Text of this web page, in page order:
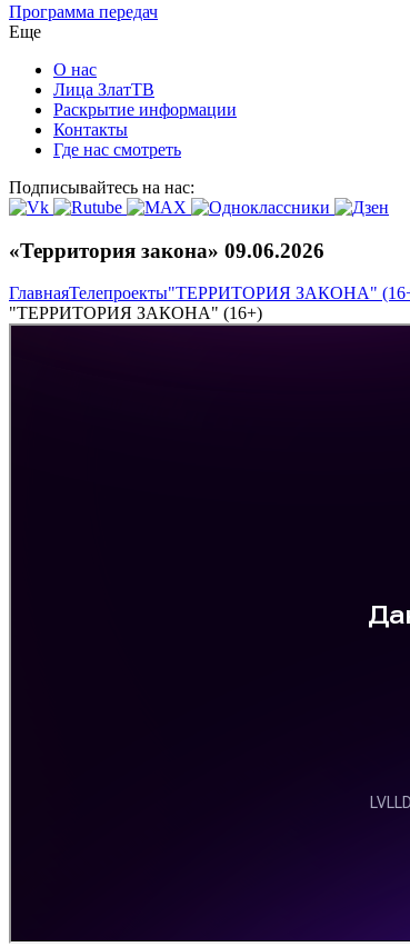
Программа передач
Еще
О нас
Лица ЗлатТВ
Раскрытие информации
Контакты
Где нас смотреть
Подписывайтесь на нас:
«Территория закона» 09.06.2026
ГлавнаяТелепроекты"ТЕРРИТОРИЯ ЗАКОНА"
"ТЕРРИТОРИЯ ЗАКОНА" (16+)